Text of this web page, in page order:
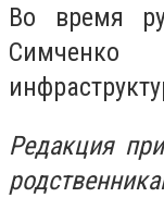
Во время
Редакция